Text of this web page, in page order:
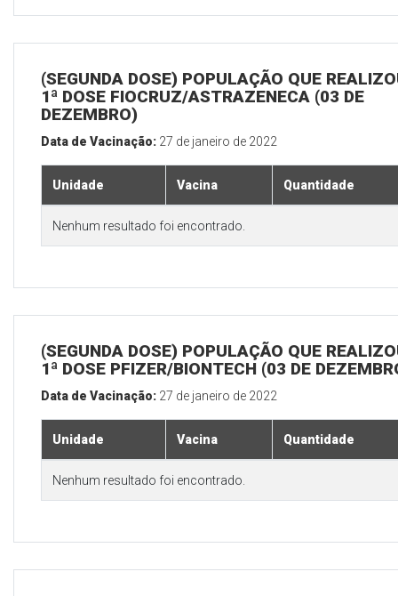
(SEGUNDA DOSE) POPULAÇÃO QUE
1ª DOSE FIOCRUZ/ASTRAZENECA (03 DE
DEZEMBRO)
Data de Vacinação: 27 de janeiro de 2022
Unidade Vacina Quantidade
Nenhum resultado foi encontrado.
(SEGUNDA DOSE) POPULAÇÃO QUE
1ª DOSE PFIZER/BIONTECH (03 DE
Data de Vacinação: 27 de janeiro de 2022
Unidade Vacina Quantidade
Nenhum resultado foi encontrado.